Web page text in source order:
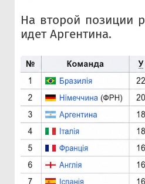
На второй позиции
идет Аргентина.